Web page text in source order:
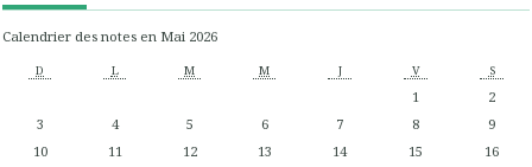
Calendrier des notes en Mai 2026
D L M M J V S
1
2
3
4 5 6 7 8
9
10
11 12 13 14 15
16